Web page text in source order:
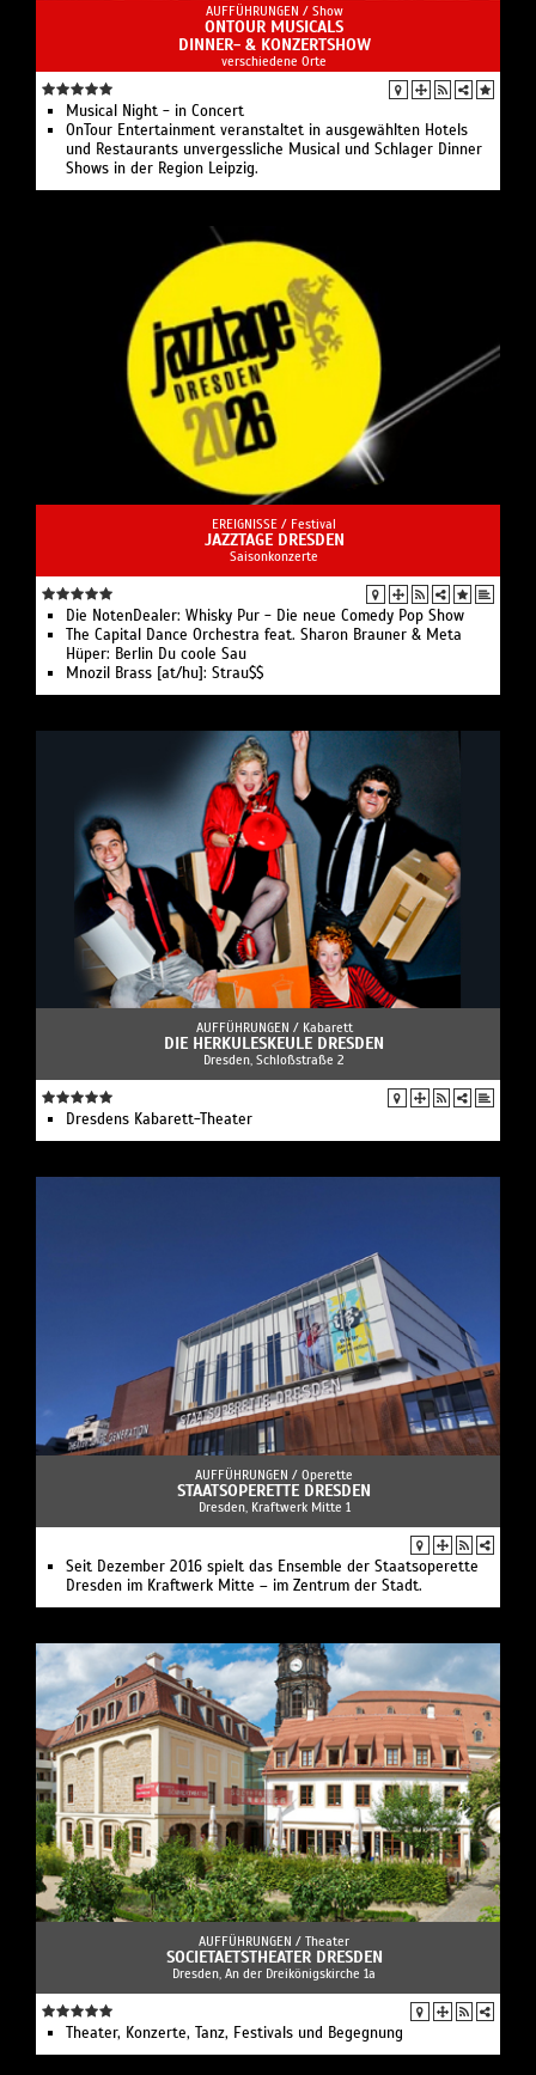
AUFFÜHRUNGEN / Show
ONTOUR MUSICALS
DINNER- & KONZERTSHOW
verschiedene Orte
Musical Night - in Concert
OnTour Entertainment veranstaltet in ausgewählten Hotels
und Restaurants unvergessliche Musical und Schlager Dinner
Shows in der Region Leipzig.
EREIGNISSE / Festival
JAZZTAGE DRESDEN
Saisonkonzerte
Die NotenDealer: Whisky Pur - Die neue Comedy Pop Show
The Capital Dance Orchestra feat. Sharon Brauner & Meta
Hüper: Berlin Du coole Sau
Mnozil Brass [at/hu]: Strau$$
AUFFÜHRUNGEN / Kabarett
DIE HERKULESKEULE DRESDEN
Dresden, Schloßstraße 2
Dresdens Kabarett-Theater
AUFFÜHRUNGEN / Operette
STAATSOPERETTE DRESDEN
Dresden, Kraftwerk Mitte 1
Seit Dezember 2016 spielt das Ensemble der Staatsoperette
Dresden im Kraftwerk Mitte – im Zentrum der Stadt.
AUFFÜHRUNGEN / Theater
SOCIETAETSTHEATER DRESDEN
Dresden, An der Dreikönigskirche 1a
Theater, Konzerte, Tanz, Festivals und Begegnung